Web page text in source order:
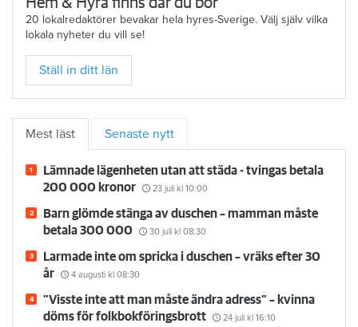
Hem & Hyra finns där du bor
20 lokalredaktörer bevakar hela hyres-Sverige. Välj själv vilka
lokala nyheter du vill se!
Ställ in ditt län
Senaste nytt
Lämnade lägenheten utan att städa - tvingas betala
200 000 kronor
kl 10:00
Barn glömde stänga av duschen – mamman måste
betala 300 000
30 juli kl 08:30
Larmade inte om spricka i duschen – vräks efter 30
år
4 augusti kl 08:30
”Visste inte att man måste ändra adress” – kvinna